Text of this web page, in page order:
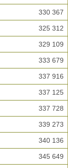
330 367
325 312
329 109
333 679
337 916
337 125
337 728
339 273
340 136
345 649